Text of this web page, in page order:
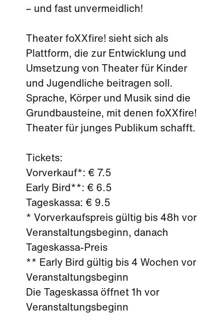
– und fast unvermeidlich!
Theater foXXfire! sieht sich als
Plattform, die zur Entwicklung und
Umsetzung von Theater für Kinder
und Jugendliche beitragen soll.
Sprache, Körper und Musik sind die
Grundbausteine, mit denen foXXfire!
Theater für junges Publikum schafft.
Tickets:
Vorverkauf*: € 7.5
Early Bird**: € 6.5
Tageskassa: € 9.5
* Vorverkaufspreis gültig bis 48h vor
Veranstaltungsbeginn, danach
Tageskassa-Preis
** Early Bird gültig bis 4 Wochen vor
Veranstaltungsbeginn
Die Tageskassa öffnet 1h vor
Veranstaltungsbeginn